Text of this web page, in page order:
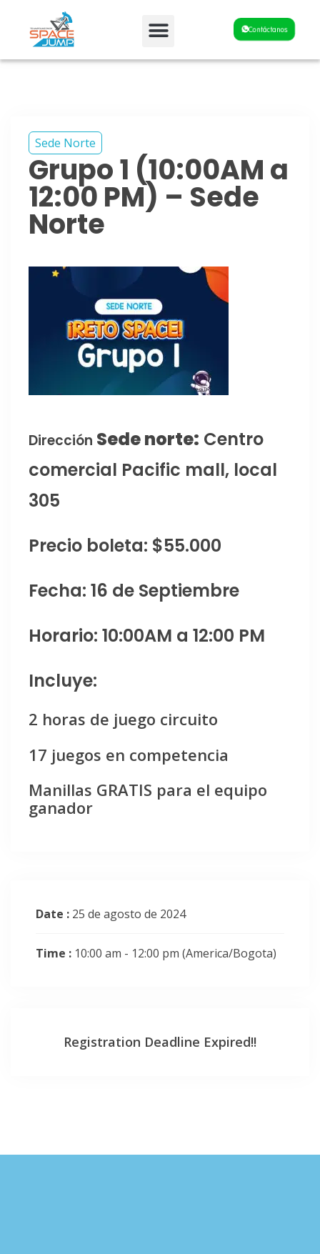
Contáctanos
Sede Norte
Grupo 1 (10:00AM a
12:00 PM) – Sede
Norte
Dirección Sede norte: Centro
comercial Pacific mall, local
305
Precio boleta: $55.000
Fecha: 16 de Septiembre
Horario: 10:00AM a 12:00 PM
Incluye:
2 horas de juego circuito
17 juegos en competencia
Manillas GRATIS para el equipo
ganador
Date : 25 de agosto de 2024
Time : 10:00 am - 12:00 pm (America/Bogota)
Registration Deadline Expired!!